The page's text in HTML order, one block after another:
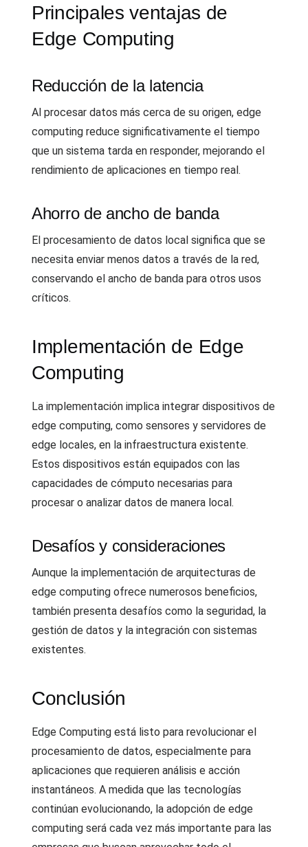
Principales ventajas de
Edge Computing
Reducción de la latencia
Al procesar datos más cerca de su origen, edge
computing reduce significativamente el tiempo
que un sistema tarda en responder, mejorando el
rendimiento de aplicaciones en tiempo real.
Ahorro de ancho de banda
El procesamiento de datos local significa que se
necesita enviar menos datos a través de la red,
conservando el ancho de banda para otros usos
críticos.
Implementación de Edge
Computing
La implementación implica integrar dispositivos de
edge computing, como sensores y servidores de
edge locales, en la infraestructura existente.
Estos dispositivos están equipados con las
capacidades de cómputo necesarias para
procesar o analizar datos de manera local.
Desafíos y consideraciones
Aunque la implementación de arquitecturas de
edge computing ofrece numerosos beneficios,
también presenta desafíos como la seguridad, la
gestión de datos y la integración con sistemas
existentes.
Conclusión
Edge Computing está listo para revolucionar el
procesamiento de datos, especialmente para
aplicaciones que requieren análisis e acción
instantáneos. A medida que las tecnologías
continúan evolucionando, la adopción de edge
computing será cada vez más importante para las